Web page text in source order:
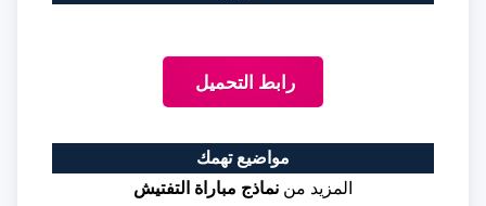
رابط التحميل
مواضيع تهمك
المزيد من نماذج مباراة التفتيش